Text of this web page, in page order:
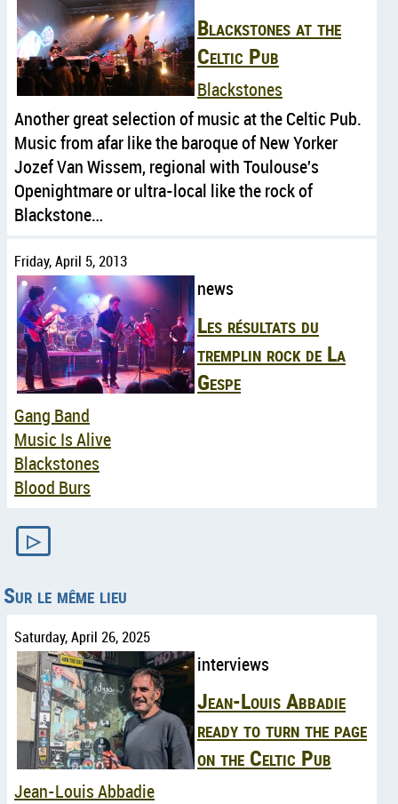
Blackstones at the
Celtic Pub
Blackstones
Another great selection of music at the Celtic Pub.
Music from afar like the baroque of New Yorker
Jozef Van Wissem, regional with Toulouse's
Openightmare or ultra-local like the rock of
Blackstone…
Friday, April 5, 2013
news
Les résultats du
tremplin rock de La
Gespe
Gang Band
Music Is Alive
Blackstones
Blood Burs
▷
Sur le même lieu
Saturday, April 26, 2025
interviews
Jean-Louis Abbadie
ready to turn the page
on the Celtic Pub
Jean-Louis Abbadie